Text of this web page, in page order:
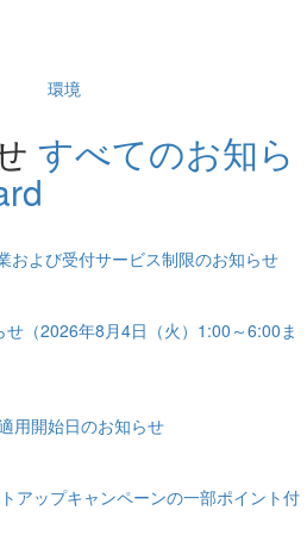
環境
すべてのお知ら
および受付サービス制限のお知らせ
（2026年8月4日（火）1:00～6:00ま
用開始日のお知らせ
アップキャンペーンの一部ポイント付